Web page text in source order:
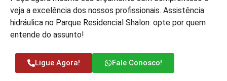
veja a excelência dos nossos profissionais. Assistência
hidráulica no Parque Residencial Shalon: opte por quem
entende do assunto!
Ligue Agora! Fale Conosco!